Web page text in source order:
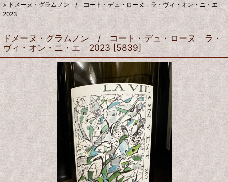
> ドメーヌ・グラムノン / コート・デュ・ローヌ ラ・ヴィ・オン・ニ・エ
2023
ドメーヌ・グラムノン / コート・デュ・ローヌ ラ・
ヴィ・オン・ニ・エ 2023 [5839]